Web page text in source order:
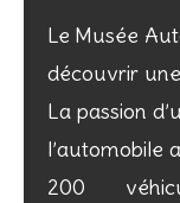
Le Musée
découvrir
La passion
l’automobile
200